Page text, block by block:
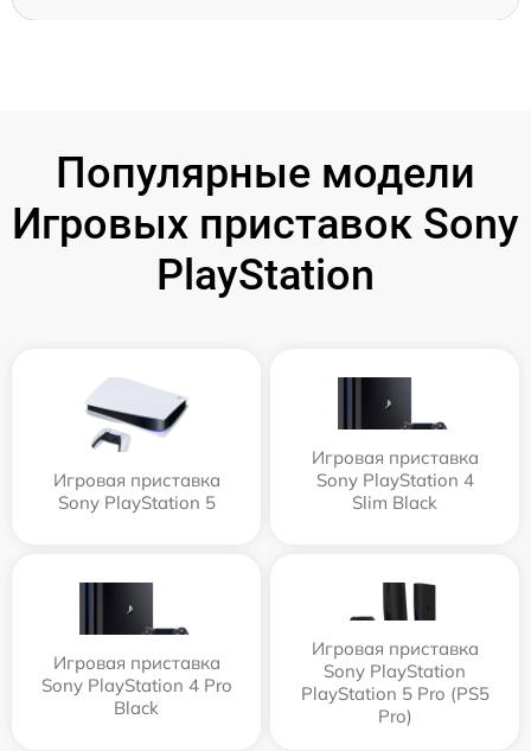
Популярные модели
Игровых приставок Sony
PlayStation
Игровая приставка
Sony PlayStation 5
Игровая приставка
Sony PlayStation 4
Slim Black
Игровая приставка
Sony PlayStation 4 Pro
Black
Игровая приставка
Sony PlayStation
PlayStation 5 Pro (PS5
Pro)